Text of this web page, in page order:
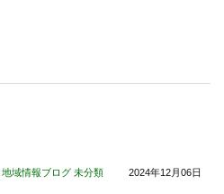
地域情報ブログ 未分類 2024年12月06日